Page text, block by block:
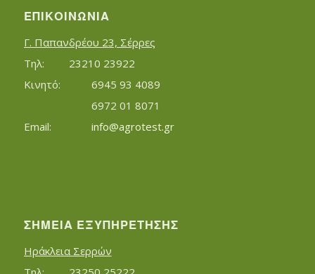
ΕΠΙΚΟΙΝΩΝΊΑ
Γ. Παπανδρέου 23, Σέρρες
Τηλ:		23210 23922
Κινητό:		6945 93 4089
			6972 01 8071
info@agrotest.gr
ΣΗΜΕΊΑ ΕΞΥΠΗΡΈΤΗΣΗΣ
Ηράκλεια Σερρών